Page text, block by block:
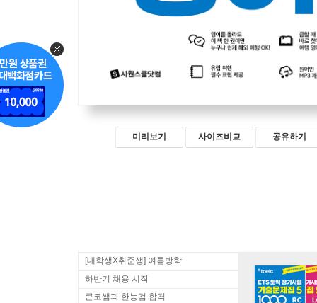
미리보기 사이즈비교 공유하기
[대학생X취준생] 여름방학
하반기 채용 시작
큰코쌤과 한능검 합격